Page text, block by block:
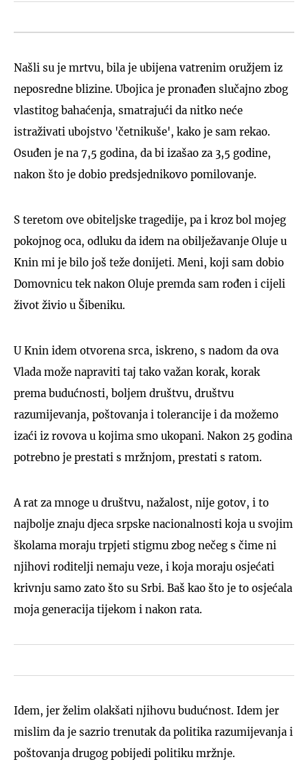
Našli su je mrtvu, bila je ubijena vatrenim oružjem iz
neposredne blizine. Ubojica je pronađen slučajno zbog
vlastitog bahaćenja, smatrajući da nitko neće
istraživati ubojstvo 'četnikuše', kako je sam rekao.
Osuđen je na 7,5 godina, da bi izašao za 3,5 godine,
nakon što je dobio predsjednikovo pomilovanje.
S teretom ove obiteljske tragedije, pa i kroz bol mojeg
pokojnog oca, odluku da idem na obilježavanje Oluje u
Knin mi je bilo još teže donijeti. Meni, koji sam dobio
Domovnicu tek nakon Oluje premda sam rođen i cijeli
život živio u Šibeniku.
U Knin idem otvorena srca, iskreno, s nadom da ova
Vlada može napraviti taj tako važan korak, korak
prema budućnosti, boljem društvu, društvu
razumijevanja, poštovanja i tolerancije i da možemo
izaći iz rovova u kojima smo ukopani. Nakon 25 godina
potrebno je prestati s mržnjom, prestati s ratom.
A rat za mnoge u društvu, nažalost, nije gotov, i to
najbolje znaju djeca srpske nacionalnosti koja u svojim
školama moraju trpjeti stigmu zbog nečeg s čime ni
njihovi roditelji nemaju veze, i koja moraju osjećati
krivnju samo zato što su Srbi. Baš kao što je to osjećala
moja generacija tijekom i nakon rata.
Idem, jer želim olakšati njihovu budućnost. Idem jer
mislim da je sazrio trenutak da politika razumijevanja i
poštovanja drugog pobijedi politiku mržnje.